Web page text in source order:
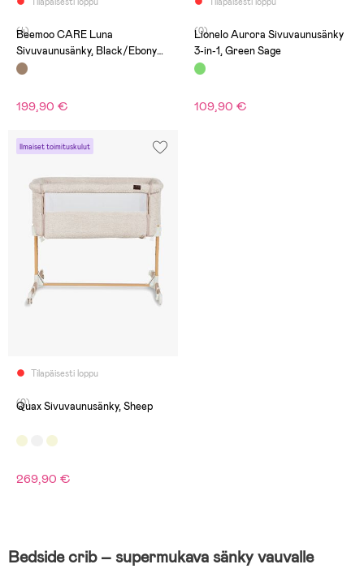
(4)
Beemoo CARE Luna
Sivuvaunusänky, Black/Ebony
Oak
199,90 €
(0)
Lionelo Aurora Sivuvaunusänky
3-in-1, Green Sage
109,90 €
Ilmaiset toimituskulut
Tilapäisesti loppu
(0)
Quax Sivuvaunusänky, Sheep
269,90 €
Bedside crib – supermukava sänky vauvalle